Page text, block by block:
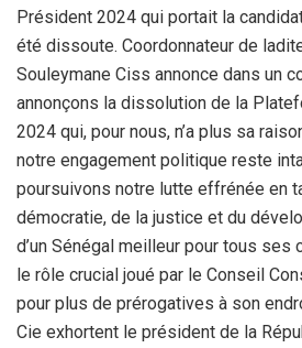
Président 2024 qui portait la
été dissoute. Coordonnateur de
Souleymane Ciss annonce dans un
annonçons la dissolution de la
2024 qui, pour nous, n’a plus sa
notre engagement politique reste
poursuivons notre lutte effrénée en
démocratie, de la justice et du
d’un Sénégal meilleur pour tous ses
le rôle crucial joué par le Conseil
pour plus de prérogatives à son
Cie exhortent le président de la